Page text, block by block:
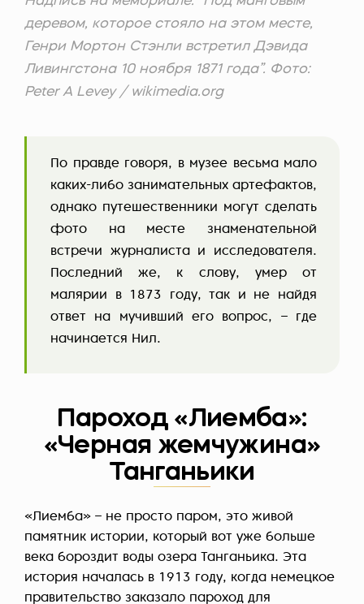
деревом, которое стояло на этом месте,
Генри Мортон Стэнли встретил Дэвида
Ливингстона 10 ноября 1871 года”. Фото:
Peter A Levey / wikimedia.org
По правде говоря, в музее весьма мало
каких-либо занимательных артефактов,
однако путешественники могут сделать
фото на месте знаменательной
встречи журналиста и исследователя.
Последний же, к слову, умер от
малярии в 1873 году, так и не найдя
ответ на мучивший его вопрос, – где
начинается Нил.
Пароход «Лиемба»:
«Черная жемчужина»
Танганьики
«Лиемба» – не просто паром, это живой
памятник истории, который вот уже больше
века бороздит воды озера Танганьика. Эта
история началась в 1913 году, когда немецкое
правительство заказало пароход для